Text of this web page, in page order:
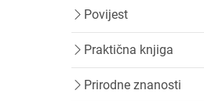
Povijest
Praktična knjiga
Prirodne znanosti